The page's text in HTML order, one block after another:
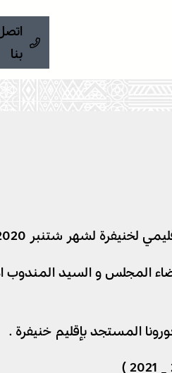
بنا
حميد البابور، والكاتب العام لعمالة خنيفرة ٬ والسادة مدراء واعضاء المجلس و
المستجد بإقليم خنيفرة .